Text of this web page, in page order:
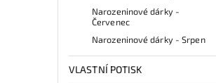
Narozeninové dárky -
Červenec
Narozeninové dárky - Srpen
VLASTNÍ POTISK